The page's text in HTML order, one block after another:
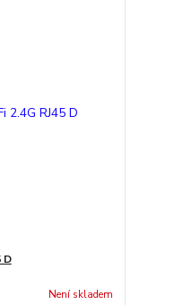
D
Není skladem